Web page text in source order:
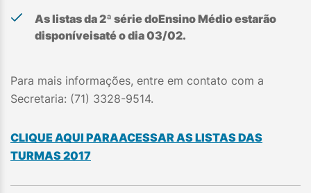
As listas da 2ª série doEnsino Médio estarão
disponíveisaté o dia 03/02.
Para mais informações, entre em contato com a
Secretaria: (71) 3328-9514.
CLIQUE AQUI PARAACESSAR AS LISTAS DAS
TURMAS 2017